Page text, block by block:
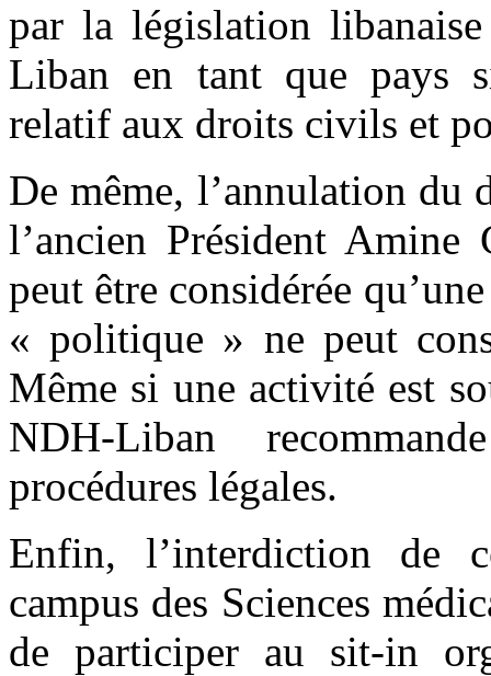
par la législation
Liban en tant que pays
relatif aux droits civils et
De même, l’annulation du
l’ancien Président
peut être considérée
« politique » ne peut
Même si une activité est
NDH-Liban
procédures légales.
Enfin, l’interdiction de
campus des Sciences
de participer au sit-in